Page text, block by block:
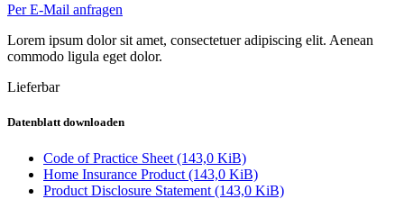
Per E-Mail anfragen
Lorem ipsum dolor sit amet, consectetuer adipiscing elit. Aenean
commodo ligula eget dolor.
Lieferbar
Datenblatt downloaden
Code of Practice Sheet (143,0 KiB)
Home Insurance Product (143,0 KiB)
Product Disclosure Statement (143,0 KiB)